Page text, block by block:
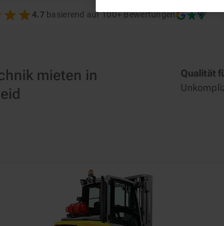
4.7 basierend auf 100+ Bewertungen
mieten in
Qualität